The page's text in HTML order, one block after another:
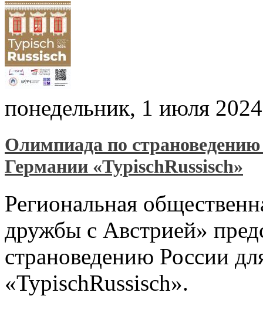
понедельник, 1 июля 2024
Олимпиада по
Германии «TypischRussisch»
Региональная
дружбы с Австрией»
страноведению России
«TypischRussisch».